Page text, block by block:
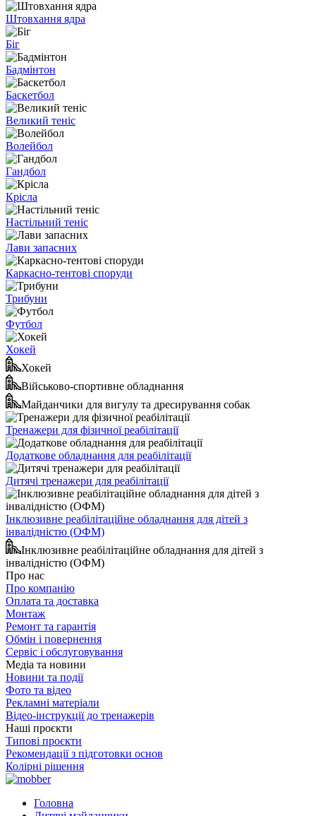
Штовхання ядра
Біг
Бадмінтон
Баскетбол
Великий теніс
Волейбол
Гандбол
Крісла
Настільний теніс
Лави запасних
Каркасно-тентові споруди
Трибуни
Футбол
Хокей
Хокей
Військово-спортивне обладнання
Майданчики для вигулу та дресирування собак
Тренажери для фізичної реабілітації
Додаткове обладнання для реабілітації
Дитячі тренажери для реабілітації
Інклюзивне реабілітаційне обладнання для дітей з
інвалідністю (ОФМ)
Інклюзивне реабілітаційне обладнання для дітей з
інвалідністю (ОФМ)
Про нас
Про компанію
Оплата та доставка
Монтаж
Ремонт та гарантія
Обмін і повернення
Сервіс і обслуговування
Медіа та новини
Новини та події
Фото та відео
Рекламні матеріали
Відео-інструкції до тренажерів
Наші проєкти
Типові проєкти
Рекомендації з підготовки основ
Колірні рішення
Головна